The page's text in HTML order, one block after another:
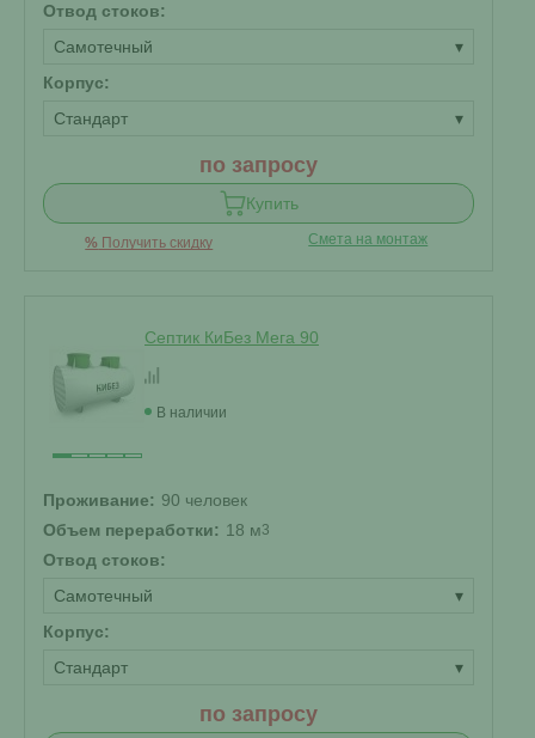
Отвод стоков:
Самотечный
▾
Корпус:
Стандарт
▾
по запросу
Купить
% Получить скидку Смета на монтаж
Септик КиБез Мега 90
В наличии
Проживание: 90 человек
Объем переработки: 18 м3
Отвод стоков:
Самотечный
▾
Корпус:
Стандарт
▾
по запросу